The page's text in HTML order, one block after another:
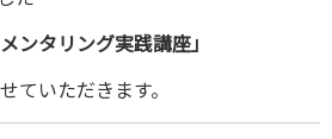
ンタリング実践講座」
ていただきます。